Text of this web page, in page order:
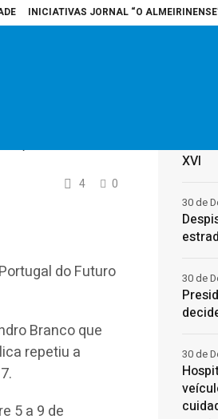
INICIATIVAS JORNAL “O
Hospital de Santarém recebe
4 0
do Futuro
Branco que
repetiu a
5 a 9 de
XVI
30 de
30 de
30 de